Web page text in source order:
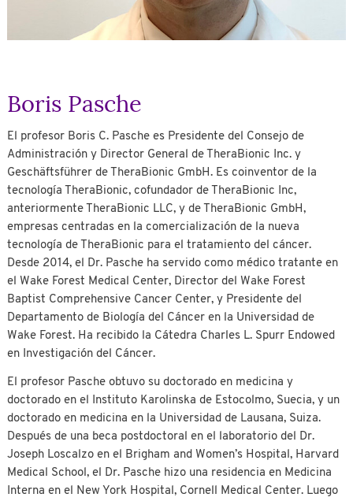
Boris Pasche
El profesor Boris C. Pasche es Presidente del Consejo de
Administración y Director General de TheraBionic Inc. y
Geschäftsführer de TheraBionic GmbH. Es coinventor de la
tecnología TheraBionic, cofundador de TheraBionic Inc,
anteriormente TheraBionic LLC, y de TheraBionic GmbH,
empresas centradas en la comercialización de la nueva
tecnología de TheraBionic para el tratamiento del cáncer.
Desde 2014, el Dr. Pasche ha servido como médico tratante en
el Wake Forest Medical Center, Director del Wake Forest
Baptist Comprehensive Cancer Center, y Presidente del
Departamento de Biología del Cáncer en la Universidad de
Wake Forest. Ha recibido la Cátedra Charles L. Spurr Endowed
en Investigación del Cáncer.
El profesor Pasche obtuvo su doctorado en medicina y
doctorado en el Instituto Karolinska de Estocolmo, Suecia, y un
doctorado en medicina en la Universidad de Lausana, Suiza.
Después de una beca postdoctoral en el laboratorio del Dr.
Joseph Loscalzo en el Brigham and Women’s Hospital, Harvard
Medical School, el Dr. Pasche hizo una residencia en Medicina
Interna en el New York Hospital, Cornell Medical Center. Luego